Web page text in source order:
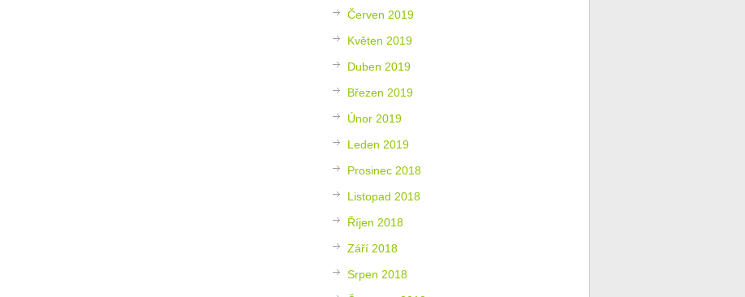
Červen 2019
Květen 2019
Duben 2019
Březen 2019
Únor 2019
Leden 2019
Prosinec 2018
Listopad 2018
Říjen 2018
Září 2018
Srpen 2018